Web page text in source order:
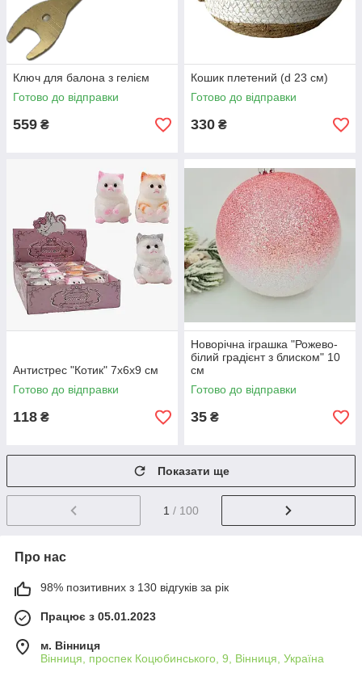
Ключ для балона з гелієм
Готово до відправки
559 ₴
Кошик плетений (d 23 см)
Готово до відправки
330 ₴
Антистрес "Котик" 7х6х9 см
Готово до відправки
118 ₴
Новорічна іграшка "Рожево-
білий градієнт з блиском" 10
см
Готово до відправки
35 ₴
Показати ще
1 / 100
Про нас
98% позитивних з 130 відгуків за рік
Працює з 05.01.2023
м. Вінниця
Вінниця, проспек Коцюбинського, 9, Вінниця, Україна